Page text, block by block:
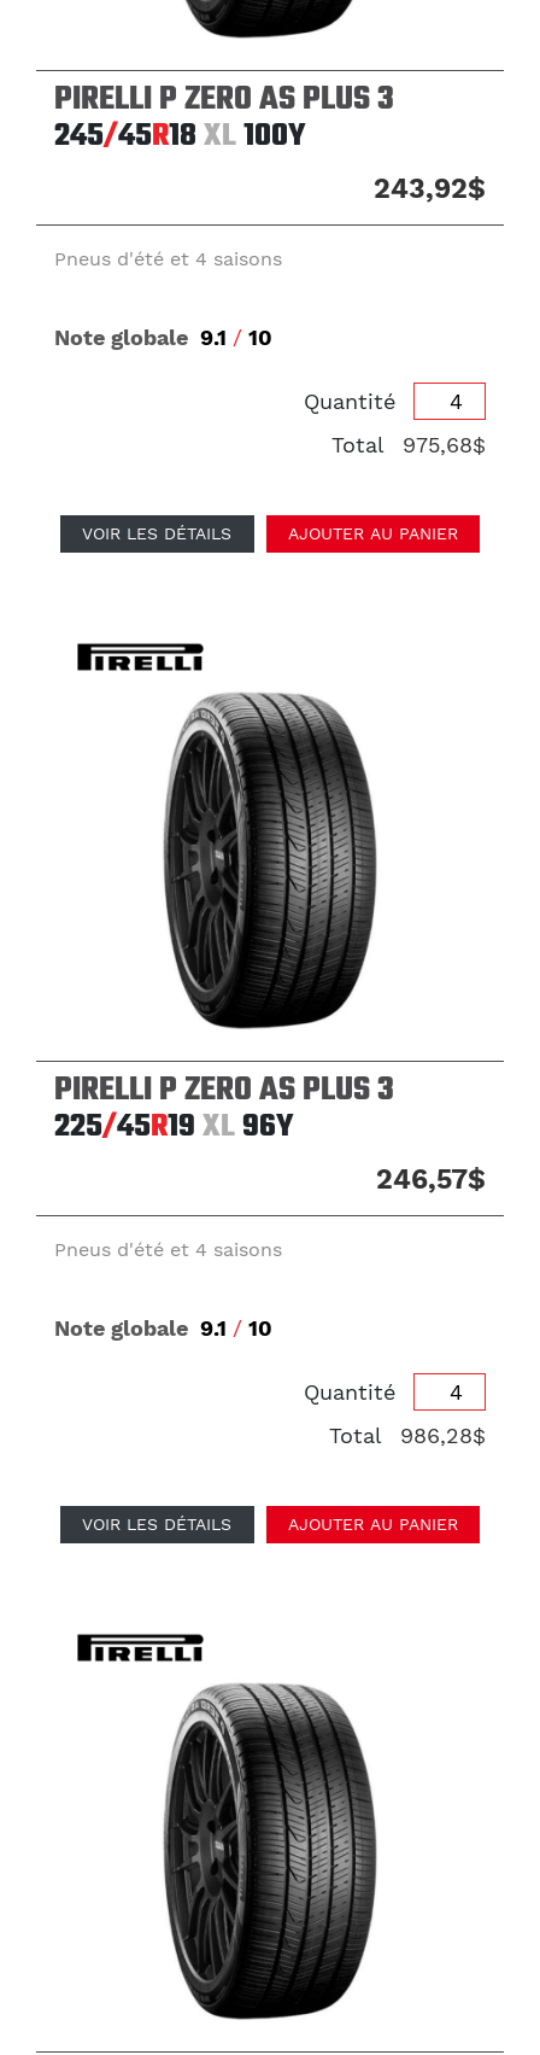
PIRELLI P ZERO AS PLUS 3
245/45R18XL100Y
243,92$
Pneus d'été et 4 saisons
Note globale 9.1 / 10
Quantité
Total
975,68$
VOIR LES DÉTAILS AJOUTER AU PANIER
PIRELLI P ZERO AS PLUS 3
225/45R19XL96Y
246,57$
Pneus d'été et 4 saisons
Note globale 9.1 / 10
Quantité
Total
986,28$
VOIR LES DÉTAILS AJOUTER AU PANIER